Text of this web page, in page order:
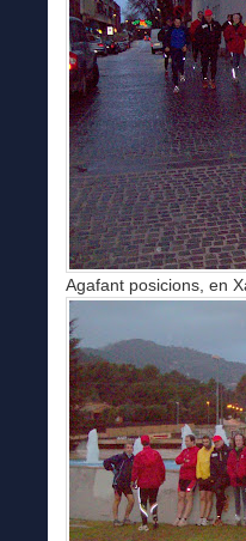
Agafant posicions, en